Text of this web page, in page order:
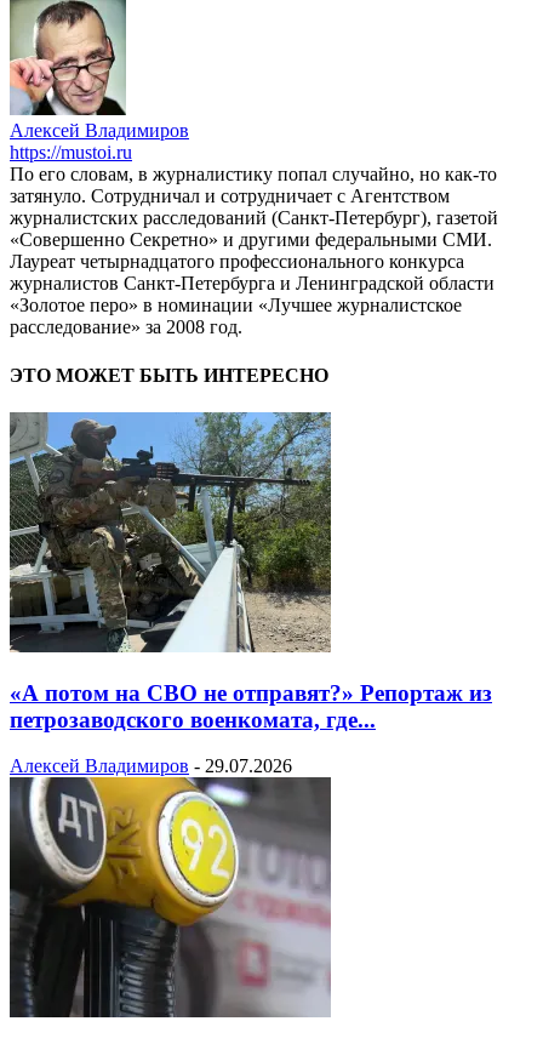
Алексей Владимиров
https://mustoi.ru
По его словам, в журналистику попал случайно, но как-то
затянуло. Сотрудничал и сотрудничает с Агентством
журналистских расследований (Санкт-Петербург), газетой
«Совершенно Секретно» и другими федеральными СМИ.
Лауреат четырнадцатого профессионального конкурса
журналистов Санкт-Петербурга и Ленинградской области
«Золотое перо» в номинации «Лучшее журналистское
расследование» за 2008 год.
ЭТО МОЖЕТ БЫТЬ ИНТЕРЕСНО
«А потом на СВО не отправят?» Репортаж из
петрозаводского военкомата, где...
Алексей Владимиров - 29.07.2026